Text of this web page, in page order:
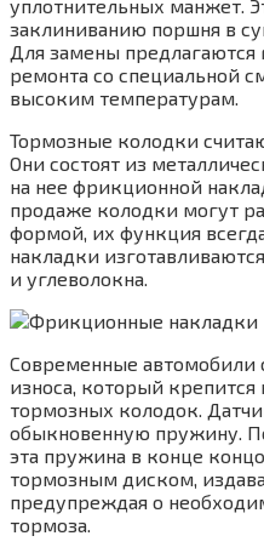
уплотнительных манжет.
заклиниванию поршня в
Для замены
ремонта со специальной
высоким температурам.
Тормозные колодки
Они состоят из
на нее фрикционной
продаже колодки могут
формой, их функция
накладки
и углеволокна.
Современные автомобили
износа, который
тормозных колодок.
обыкновенную пружину.
эта пружина в конце
тормозным диском,
предупреждая о
тормоза.